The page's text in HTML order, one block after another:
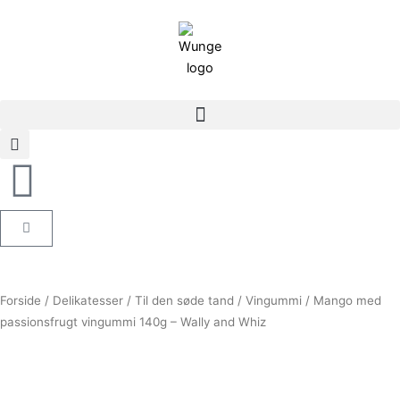
Kurv
Forside / Delikatesser / Til den søde tand / Vingummi / Mango med
passionsfrugt vingummi 140g – Wally and Whiz